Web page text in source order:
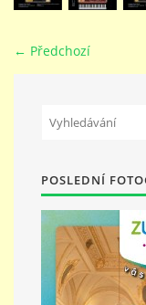
DOTACE
← Předchozí
POSLEDNÍ